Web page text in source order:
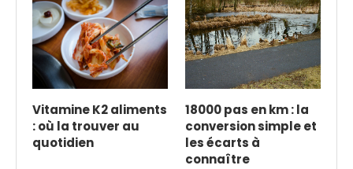
Vitamine K2 aliments
: où la trouver au
quotidien
18000 pas en km : la
conversion simple et
les écarts à
connaître